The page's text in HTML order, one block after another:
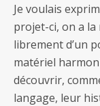
Je voulais
projet-ci, on a la
librement d’un
matériel
découvrir,
langage, leur